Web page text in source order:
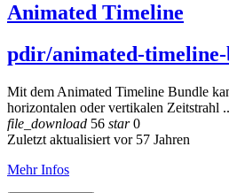
Animated Timeline
pdir/animated-timeline-
Mit dem Animated Timeline Bundle
horizontalen oder vertikalen Zeitstrahl
file_download 56 star0
Zuletzt aktualisiert vor 57 Jahren
Mehr Infos